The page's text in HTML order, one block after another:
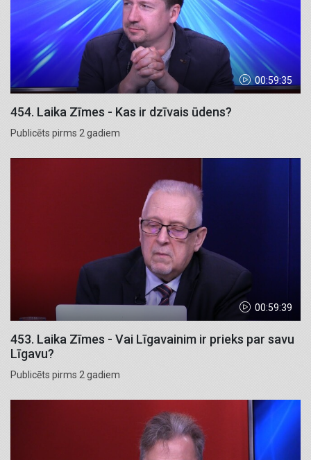
00:59:35
454. Laika Zīmes - Kas ir dzīvais ūdens?
Publicēts pirms 2 gadiem
00:59:39
453. Laika Zīmes - Vai Līgavainim ir prieks par savu
Līgavu?
Publicēts pirms 2 gadiem